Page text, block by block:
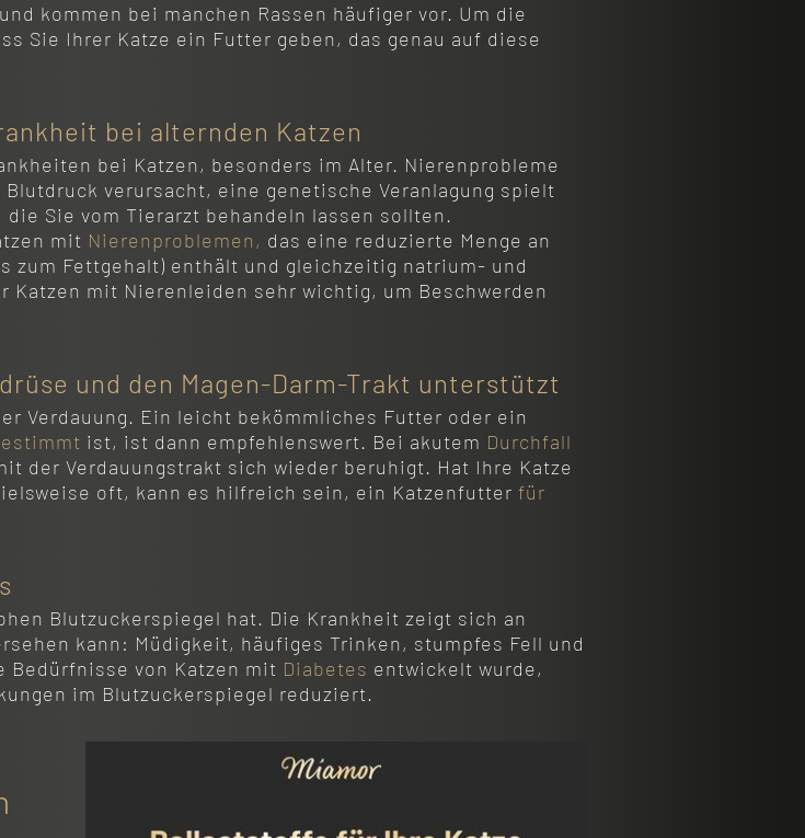
kommen bei manchen Rassen häufiger vor. Um die
Sie Ihrer Katze ein Futter geben, das genau auf diese
bei alternden Katzen
bei Katzen, besonders im Alter. Nierenprobleme
verursacht, eine genetische Veranlagung spielt
Sie vom Tierarzt behandeln lassen sollten.
mit Nierenproblemen, das eine reduzierte Menge an
zum Fettgehalt) enthält und gleichzeitig natrium- und
mit Nierenleiden sehr wichtig, um Beschwerden
und den Magen-Darm-Trakt unterstützt
Verdauung. Ein leicht bekömmliches Futter oder ein
ist, ist dann empfehlenswert. Bei akutem Durchfall
der Verdauungstrakt sich wieder beruhigt. Hat Ihre Katze
oft, kann es hilfreich sein, ein Katzenfutter für
Blutzuckerspiegel hat. Die Krankheit zeigt sich an
kann: Müdigkeit, häufiges Trinken, stumpfes Fell und
Bedürfnisse von Katzen mit Diabetes entwickelt wurde,
im Blutzuckerspiegel reduziert.